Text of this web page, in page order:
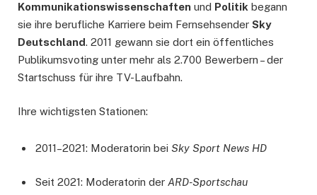
Kommunikationswissenschaften und Politik begann
sie ihre berufliche Karriere beim Fernsehsender Sky
Deutschland. 2011 gewann sie dort ein öffentliches
Publikumsvoting unter mehr als 2.700 Bewerbern – der
Startschuss für ihre TV-Laufbahn.
Ihre wichtigsten Stationen:
2011–2021: Moderatorin bei Sky Sport News HD
Seit 2021: Moderatorin der ARD-Sportschau